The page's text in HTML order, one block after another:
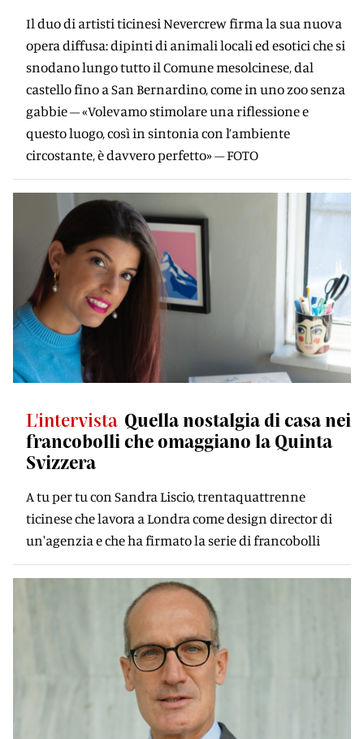
Il duo di artisti ticinesi Nevercrew firma la sua nuova
opera diffusa: dipinti di animali locali ed esotici che si
snodano lungo tutto il Comune mesolcinese, dal
castello fino a San Bernardino, come in uno zoo senza
gabbie – «Volevamo stimolare una riflessione e
questo luogo, così in sintonia con l’ambiente
circostante, è davvero perfetto» – FOTO
L'intervista Quella nostalgia di casa nei
francobolli che omaggiano la Quinta
Svizzera
A tu per tu con Sandra Liscio, trentaquattrenne
ticinese che lavora a Londra come design director di
un'agenzia e che ha firmato la serie di francobolli